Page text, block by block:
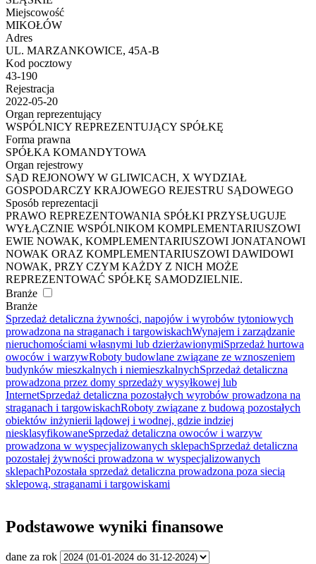
Miejscowość
MIKOŁÓW
Adres
UL. MARZANKOWICE, 45A-B
Kod pocztowy
43-190
Rejestracja
2022-05-20
Organ reprezentujący
WSPÓLNICY REPREZENTUJĄCY SPÓŁKĘ
Forma prawna
SPÓŁKA KOMANDYTOWA
Organ rejestrowy
SĄD REJONOWY W GLIWICACH, X WYDZIAŁ
GOSPODARCZY KRAJOWEGO REJESTRU SĄDOWEGO
Sposób reprezentacji
PRAWO REPREZENTOWANIA SPÓŁKI PRZYSŁUGUJE
WYŁĄCZNIE WSPÓLNIKOM KOMPLEMENTARIUSZOWI
EWIE NOWAK, KOMPLEMENTARIUSZOWI JONATANOWI
NOWAK ORAZ KOMPLEMENTARIUSZOWI DAWIDOWI
NOWAK, PRZY CZYM KAŻDY Z NICH MOŻE
REPREZENTOWAĆ SPÓŁKĘ SAMODZIELNIE.
Branże
Branże
Sprzedaż detaliczna żywności, napojów i wyrobów tytoniowych
prowadzona na straganach i targowiskachWynajem i zarządzanie
nieruchomościami własnymi lub dzierżawionymiSprzedaż hurtowa
owoców i warzywRoboty budowlane związane ze wznoszeniem
budynków mieszkalnych i niemieszkalnychSprzedaż detaliczna
prowadzona przez domy sprzedaży wysyłkowej lub
InternetSprzedaż detaliczna pozostałych wyrobów prowadzona na
straganach i targowiskachRoboty związane z budową pozostałych
obiektów inżynierii lądowej i wodnej, gdzie indziej
niesklasyfikowaneSprzedaż detaliczna owoców i warzyw
prowadzona w wyspecjalizowanych sklepachSprzedaż detaliczna
pozostałej żywności prowadzona w wyspecjalizowanych
sklepachPozostała sprzedaż detaliczna prowadzona poza siecią
sklepową, straganami i targowiskami
Podstawowe wyniki finansowe
dane za rok